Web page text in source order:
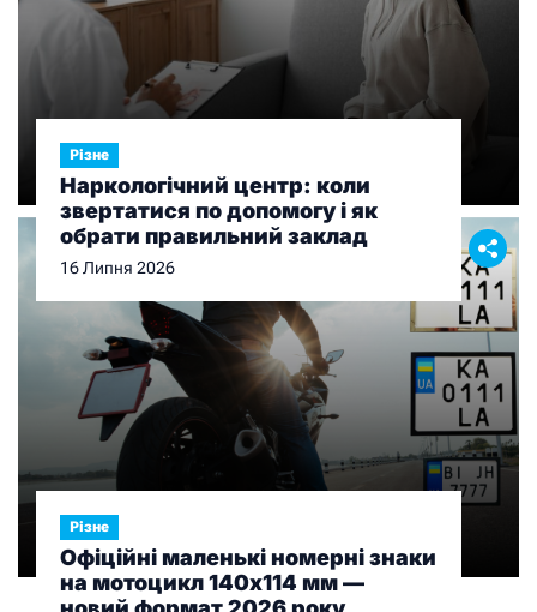
Різне
Наркологічний центр: коли
звертатися по допомогу і як
обрати правильний заклад
16 Липня 2026
Різне
Офіційні маленькі номерні знаки
на мотоцикл 140х114 мм —